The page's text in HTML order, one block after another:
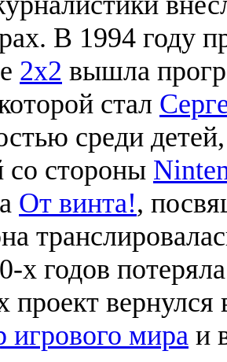
В 1994 году
2х2 вышла
стал
среди
со стороны
От винта!,
х годов
проект
игрового мира и